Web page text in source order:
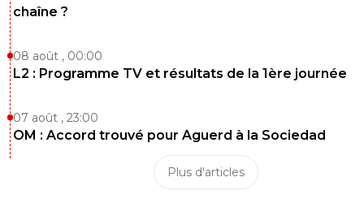
chaîne ?
08 août , 00:00
L2 : Programme TV et résultats de la 1ère journée
07 août , 23:00
OM : Accord trouvé pour Aguerd à la Sociedad
Plus d'articles